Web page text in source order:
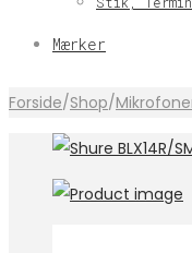
Mærker
Forside/Shop/